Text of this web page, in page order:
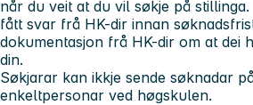
når du veit at du vil søkje på
fått svar frå HK-dir innan
dokumentasjon frå HK-dir om at dei
din.
Søkjarar kan ikkje sende søknadar
enkeltpersonar ved høgskulen.